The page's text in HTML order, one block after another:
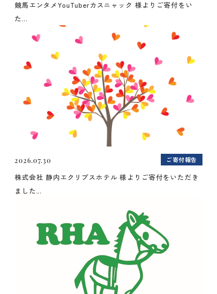
競馬エンタメYouTuberカスニャック 様よりご寄付をい
た...
2026.07.30 ご寄付報告
株式会社 静内エクリプスホテル 様よりご寄付をいただき
ました...